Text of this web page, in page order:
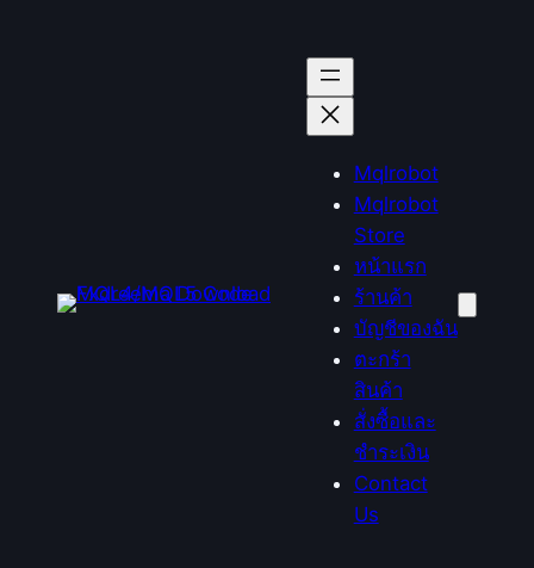
Mqlrobot
Mqlrobot
Store
หน้าแรก
ร้านค้า
บัญชีของฉัน
ตะกร้า
สินค้า
สั่งซื้อและ
ชำระเงิน
Contact
Us